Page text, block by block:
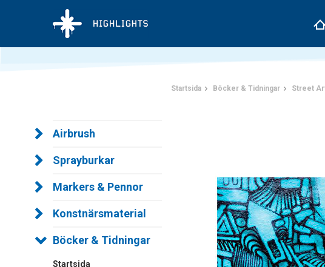
Airbrush
Sprayburkar
Markers & Pennor
Konstnärsmaterial
Böcker & Tidningar
Startsida
Startsida Böcker & Tidningar Street